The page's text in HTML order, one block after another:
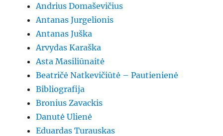
Andrius Domaševičius
Antanas Jurgelionis
Antanas Juška
Arvydas Karaška
Asta Masiliūnaitė
Beatričė Natkevičiūtė – Pautienienė
Bibliografija
Bronius Zavackis
Danutė Ulienė
Eduardas Turauskas